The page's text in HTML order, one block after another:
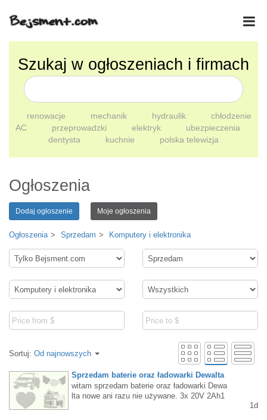
Szukaj w ogłoszeniach i firmach
renowacje mechanik hydraulik
chłodzenie
AC
przeprowadzki elektryk
ubezpieczenia
dentysta
kuchnie polska telewizja
Ogłoszenia
Dodaj ogłoszenie Moje ogłoszenia
Ogłoszenia Sprzedam Komputery i elektronika
Sortuj: Od najnowszych
Sprzedam baterie oraz ładowarki Dewalta
witam sprzedam baterie oraz ładowarki Dewa
lta nowe ani razu nie używane. 3x 20V 2Ah1
1d